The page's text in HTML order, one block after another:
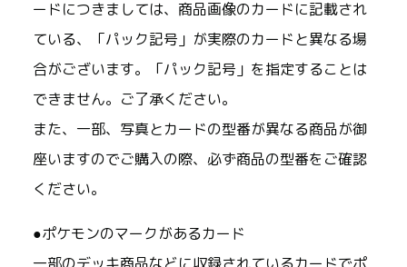
ードにつきましては、商品画像のカードに記載され
ている、「パック記号」が実際のカードと異なる場
合がございます。「パック記号」を指定することは
できません。ご了承ください。
また、一部、写真とカードの型番が異なる商品が御
座いますのでご購入の際、必ず商品の型番をご確認
ください。
●ポケモンのマークがあるカード
一部のデッキ商品などに収録されているカードでポ